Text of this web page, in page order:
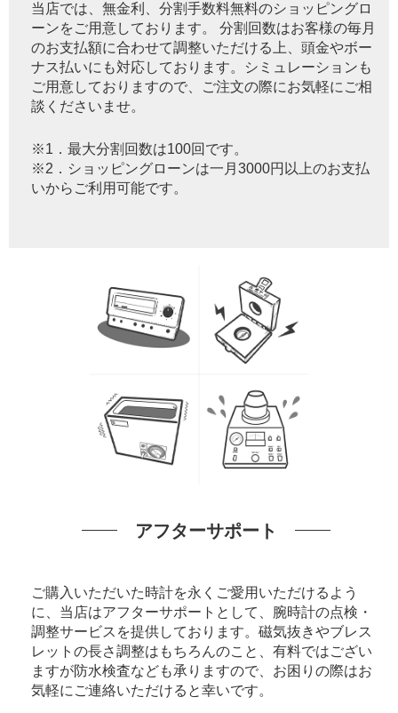
当店では、無金利、分割手数料無料のショッピングロ
ーンをご用意しております。 分割回数はお客様の毎月
のお支払額に合わせて調整いただける上、頭金やボー
ナス払いにも対応しております。シミュレーションも
ご用意しておりますので、ご注文の際にお気軽にご相
談くださいませ。
※1．最大分割回数は100回です。
※2．ショッピングローンは一月3000円以上のお支払
いからご利用可能です。
アフターサポート
ご購入いただいた時計を永くご愛用いただけるよう
に、当店はアフターサポートとして、腕時計の点検・
調整サービスを提供しております。磁気抜きやブレス
レットの長さ調整はもちろんのこと、有料ではござい
ますが防水検査なども承りますので、お困りの際はお
気軽にご連絡いただけると幸いです。